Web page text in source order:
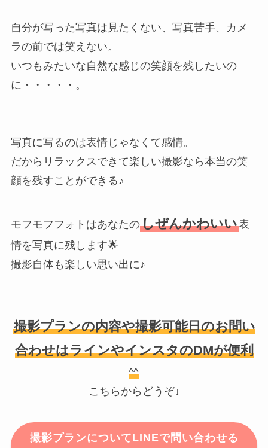
自分が写った写真は見たくない、写真苦手、カメ
ラの前では笑えない。
いつもみたいな自然な感じの笑顔を残したいの
に・・・・・。
写真に写るのは表情じゃなくて感情。
だからリラックスできて楽しい撮影なら本当の笑
顔を残すことができる♪
モフモフフォトはあなたのしぜんかわいい表
情を写真に残します🌟
撮影自体も楽しい思い出に♪
撮影プランの内容や撮影可能日のお問い
合わせはラインやインスタのDMが便利
^^
こちらからどうぞ↓
撮影プランについてLINEで問い合わせる